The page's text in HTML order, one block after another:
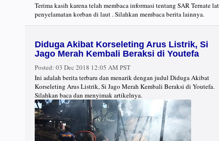
Terima kasih karena telah membaca informasi tentang SAR Ternate
penyelamatan korban di laut . Silahkan membaca berita lainnya.
Diduga Akibat Korseleting Arus Listrik, Si
Jago Merah Kembali Beraksi di Youtefa
Posted: 03 Dec 2018 12:05 AM PST
Ini adalah berita terbaru dan menarik dengan judul Diduga Akibat
Korseleting Arus Listrik, Si Jago Merah Kembali Beraksi di Youtefa.
Silahkan baca dan menyimak artikelnya.